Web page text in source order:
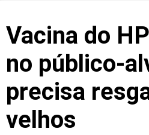
Vacina do
no público-
precisa
velhos